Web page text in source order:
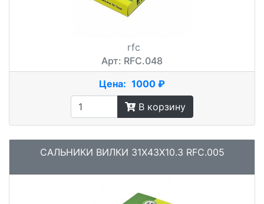
rfc
Арт: RFC.048
Цена: 1000 ₽
В корзину
САЛЬНИКИ ВИЛКИ 31X43X10.3 RFC.005